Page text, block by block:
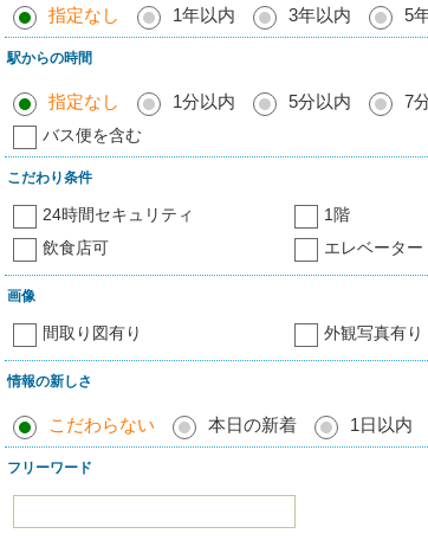
指定なし 1年以内 3年以内 5
駅からの時間
指定なし 1分以内 5分以内 7
バス便を含む
こだわり条件
24時間セキュリティ 1階
飲食店可
エレベーター
画像
間取り図有り 外観写真有り
情報の新しさ
こだわらない 本日の新着 1日以内
フリーワード